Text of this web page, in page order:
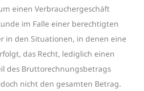
einen Verbrauchergeschäft
im Falle einer berechtigten
in den Situationen, in denen eine
das Recht, lediglich einen
des Bruttorechnungsbetrags
nicht den gesamten Betrag.